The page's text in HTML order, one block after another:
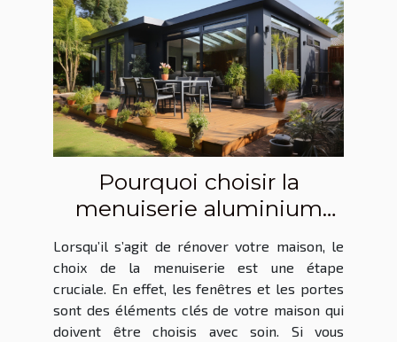
Pourquoi choisir la
menuiserie aluminium
pour votre rénovation ?
Lorsqu’il s’agit de rénover votre maison, le
choix de la menuiserie est une étape
cruciale. En effet, les fenêtres et les portes
sont des éléments clés de votre maison qui
doivent être choisis avec soin. Si vous